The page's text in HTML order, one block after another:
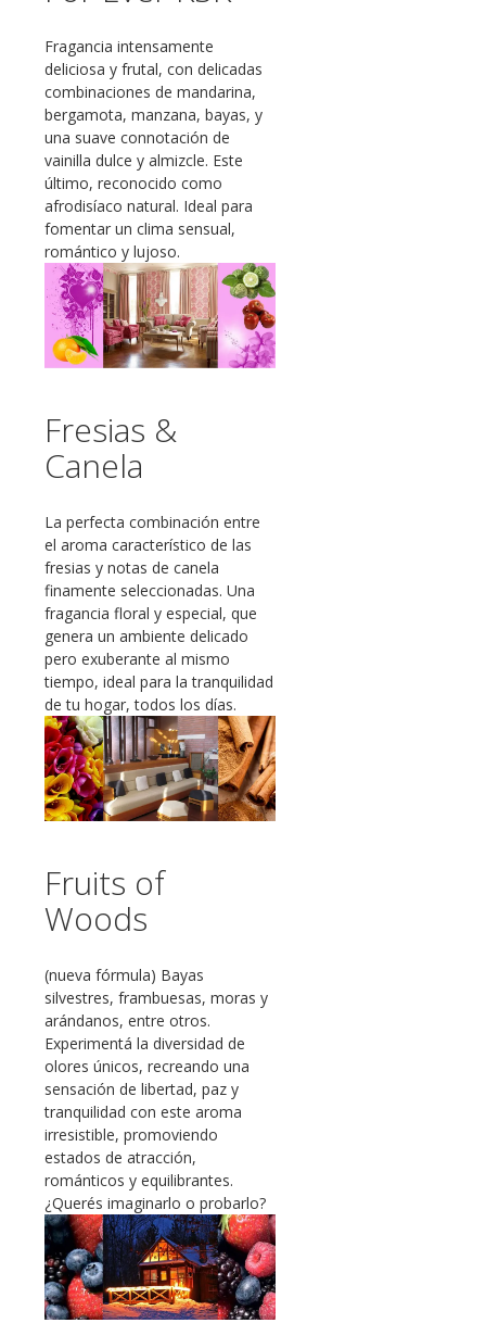
Fragancia intensamente
deliciosa y frutal, con delicadas
combinaciones de mandarina,
bergamota, manzana, bayas, y
una suave connotación de
vainilla dulce y almizcle. Este
último, reconocido como
afrodisíaco natural. Ideal para
fomentar un clima sensual,
romántico y lujoso.
Fresias &
Canela
La perfecta combinación entre
el aroma característico de las
fresias y notas de canela
finamente seleccionadas. Una
fragancia floral y especial, que
genera un ambiente delicado
pero exuberante al mismo
tiempo, ideal para la tranquilidad
de tu hogar, todos los días.
Fruits of
Woods
(nueva fórmula) Bayas
silvestres, frambuesas, moras y
arándanos, entre otros.
Experimentá la diversidad de
olores únicos, recreando una
sensación de libertad, paz y
tranquilidad con este aroma
irresistible, promoviendo
estados de atracción,
románticos y equilibrantes.
¿Querés imaginarlo o probarlo?